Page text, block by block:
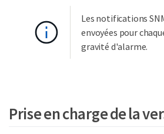
Les notifications
envoyées pour
gravité d'alarme.
Prise en charge de la